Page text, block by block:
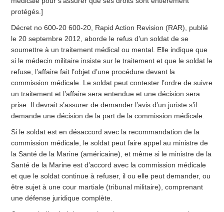
protégés.]
Décret no 600-20 600-20, Rapid Action Revision (RAR), publié
le 20 septembre 2012, aborde le refus d’un soldat de se
soumettre à un traitement médical ou mental. Elle indique que
si le médecin militaire insiste sur le traitement et que le soldat le
refuse, l’affaire fait l’objet d’une procédure devant la
commission médicale. Le soldat peut contester l’ordre de suivre
un traitement et l’affaire sera entendue et une décision sera
prise. Il devrait s’assurer de demander l’avis d’un juriste s’il
demande une décision de la part de la commission médicale.
Si le soldat est en désaccord avec la recommandation de la
commission médicale, le soldat peut faire appel au ministre de
la Santé de la Marine (américaine), et même si le ministre de la
Santé de la Marine est d’accord avec la commission médicale
et que le soldat continue à refuser, il ou elle peut demander, ou
être sujet à une cour martiale (tribunal militaire), comprenant
une défense juridique complète.